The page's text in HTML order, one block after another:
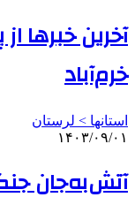
آخرین خبرها
خرم‌آباد
استانها > لرستان
۱۴۰۳/۰۹/۰۱
آتش‌به‌جان